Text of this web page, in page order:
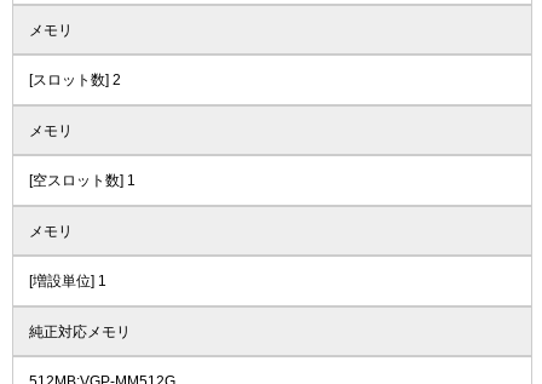
メモリ
[スロット数] 2
メモリ
[空スロット数] 1
メモリ
[増設単位] 1
純正対応メモリ